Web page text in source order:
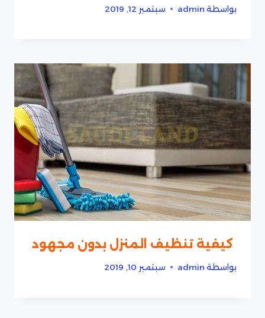
بواسطة admin سبتمبر 12, 2019
كيفية تنظيف المنزل بدون مجهود
بواسطة admin سبتمبر 10, 2019